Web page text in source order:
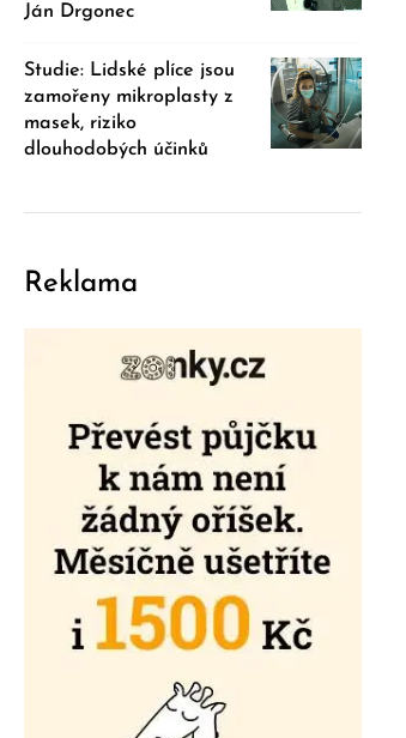
Ján Drgonec
Studie: Lidské plíce jsou
zamořeny mikroplasty z
masek, riziko
dlouhodobých účinků
Reklama